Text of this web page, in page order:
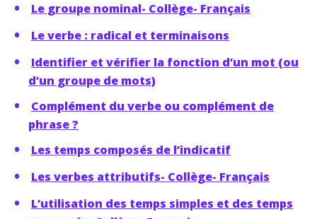
Le groupe nominal- Collège- Français
Le verbe : radical et terminaisons
Identifier et vérifier la fonction d’un mot (ou
d’un groupe de mots)
Complément du verbe ou complément de
phrase ?
Les temps composés de l’indicatif
Les verbes attributifs- Collège- Français
L’utilisation des temps simples et des temps